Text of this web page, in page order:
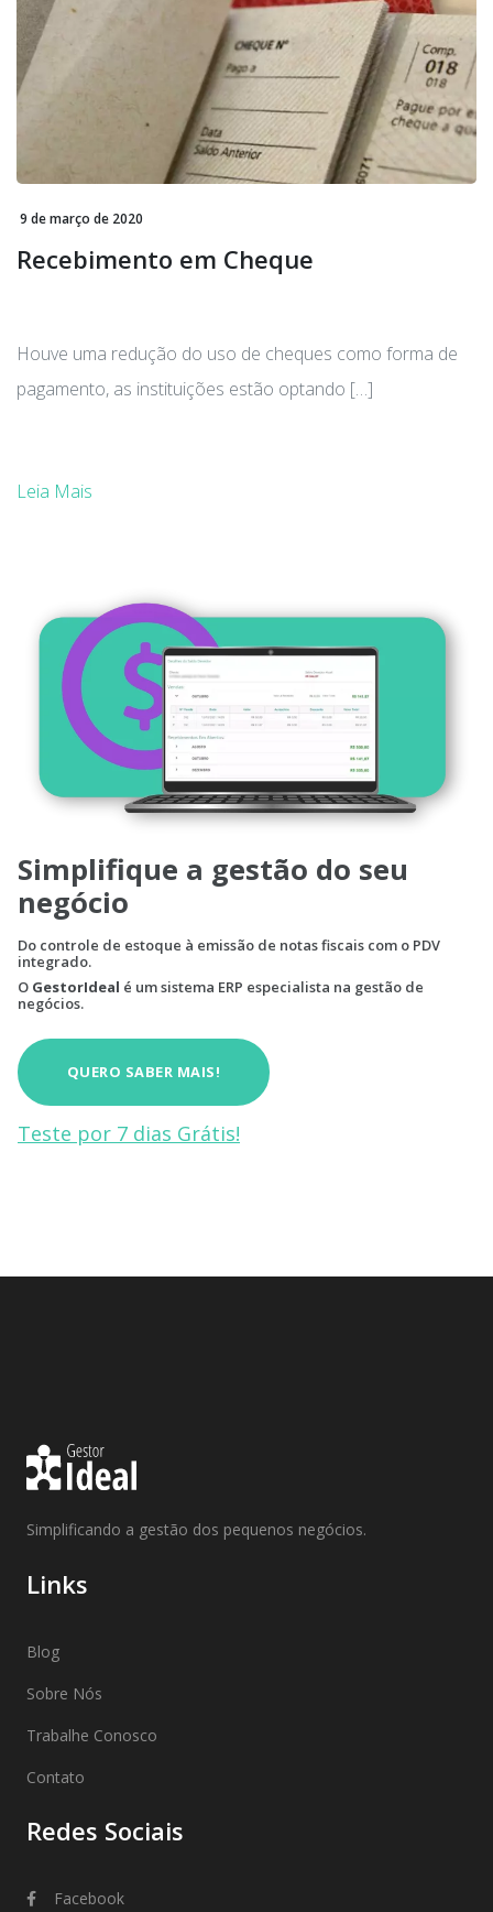
9 de março de 2020
Recebimento em Cheque
Houve uma redução do uso de cheques como forma de
pagamento, as instituições estão optando […]
Leia Mais
Simplifique a gestão do seu
negócio
Do controle de estoque à emissão de notas fiscais com o PDV
integrado.
O GestorIdeal é um sistema ERP especialista na gestão de
negócios.
QUERO SABER MAIS!
Teste por 7 dias Grátis!
Simplificando a gestão dos pequenos negócios.
Links
Blog
Sobre Nós
Trabalhe Conosco
Contato
Redes Sociais
Facebook